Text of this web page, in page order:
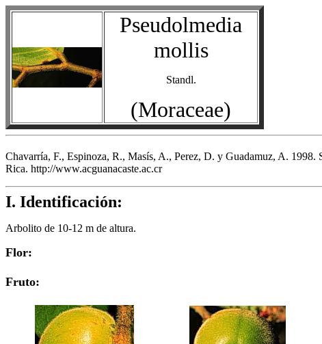
Pseudolmedia
mollis
Standl.
(Moraceae)
Chavarría, F., Espinoza, R., Masís, A., Perez, D. y Guadamuz, A. 1998.
Rica. http://www.acguanacaste.ac.cr
I. Identificación:
Arbolito de 10-12 m de altura.
Flor:
Fruto: